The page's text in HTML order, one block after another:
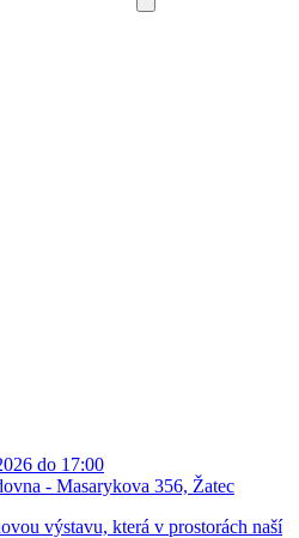
do 17:00
- Masarykova 356, Žatec
výstavu, která v prostorách naší